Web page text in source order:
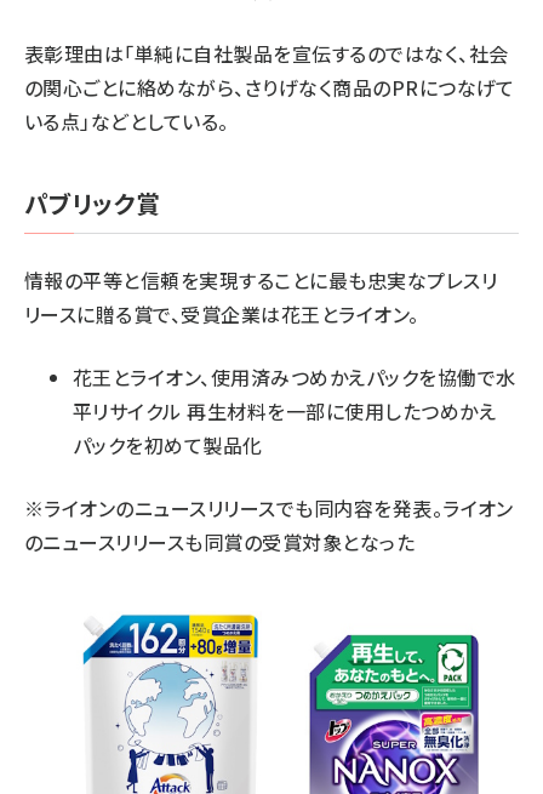
表彰理由は「単純に自社製品を宣伝するのではなく、社会
の関心ごとに絡めながら、さりげなく商品のPRにつなげて
いる点」などとしている。
パブリック賞
情報の平等と信頼を実現することに最も忠実なプレスリ
リースに贈る賞で、受賞企業は花王とライオン。
花王とライオン、使用済みつめかえパックを協働で水
平リサイクル 再生材料を一部に使用したつめかえ
パックを初めて製品化
※ライオンのニュースリリースでも同内容を発表。ライオン
のニュースリリースも同賞の受賞対象となった